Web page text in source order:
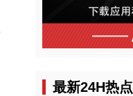
最新24H热点